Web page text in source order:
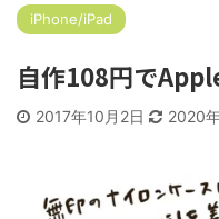
iPhone/iPad
自作108円で
2017年10月2日 2020